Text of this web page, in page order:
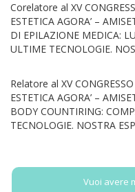
Corelatore al XV
ESTETICA AGORA’ –
DI EPILAZIONE MEDICA:
ULTIME TECNOLOGIE.
Relatore al XV
ESTETICA AGORA’ –
BODY COUNTIRING:
TECNOLOGIE. NOSTRA
Vuoi avere